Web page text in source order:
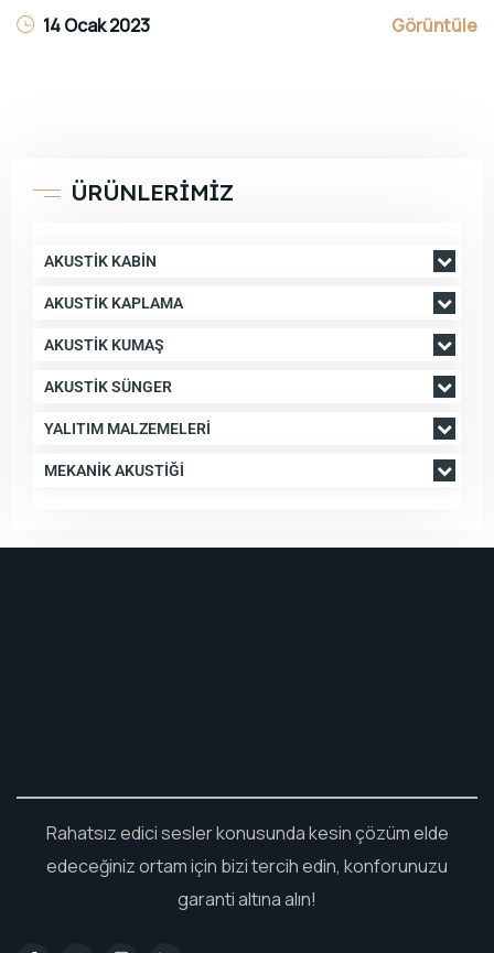
14 Ocak 2023 Görüntüle
ÜRÜNLERİMİZ
AKUSTIK KABIN
AKUSTIK KAPLAMA
AKUSTIK KUMAŞ
AKUSTIK SÜNGER
YALITIM MALZEMELERI
MEKANIK AKUSTIĞI
Rahatsız edici sesler konusunda kesin çözüm elde
edeceğiniz ortam için bizi tercih edin, konforunuzu
garanti altına alın!